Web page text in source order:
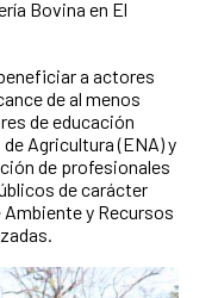
Bovina en El
a actores
de al menos
de educación
Agricultura (ENA) y
de profesionales
de carácter
y Recursos